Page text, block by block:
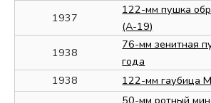
1937
122-мм пушка
(А-19)
1938
76-мм зенитная
года
1938
122-мм гаубица